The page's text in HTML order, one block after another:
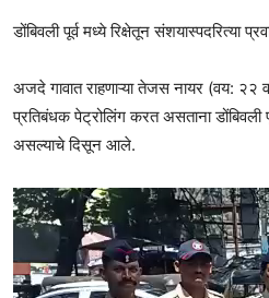
डोंबिवली पूर्व मध्ये रिक्षेतून
अजदे गावात राहणाऱ्या तेजस नायर (वय: २२
प्रतिबंधक पेट्रोलिंग करत असताना
असल्याचे दिसून आले.
Video
Player